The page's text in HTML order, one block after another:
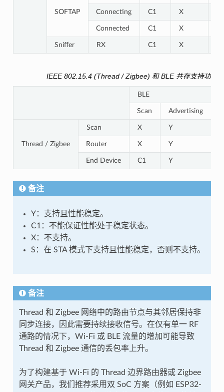
SOFTAP Connecting C1 X
Connected C1 X
Sniffer RX C1 X
IEEE 802.15.4 (Thread / Zigbee) 和 BLE 共存支持功能
BLE
Scan Advertising
Thread / Zigbee
Scan X Y
Router X Y
End Device C1 Y
备注
Y：支持且性能稳定。
C1：不能保证性能处于稳定状态。
X：不支持。
S：在 STA 模式下支持且性能稳定，否则不支持。
备注
Thread 和 Zigbee 网络中的路由节点与其邻居保持非
同步连接，因此需要持续接收信号。在仅有单一 RF
通路的情况下，Wi-Fi 或 BLE 流量的增加可能导致
Thread 和 Zigbee 通信的丢包率上升。
为了构建基于 Wi-Fi 的 Thread 边界路由器或 Zigbee
网关产品，我们推荐采用双 SoC 方案（例如 ESP32-